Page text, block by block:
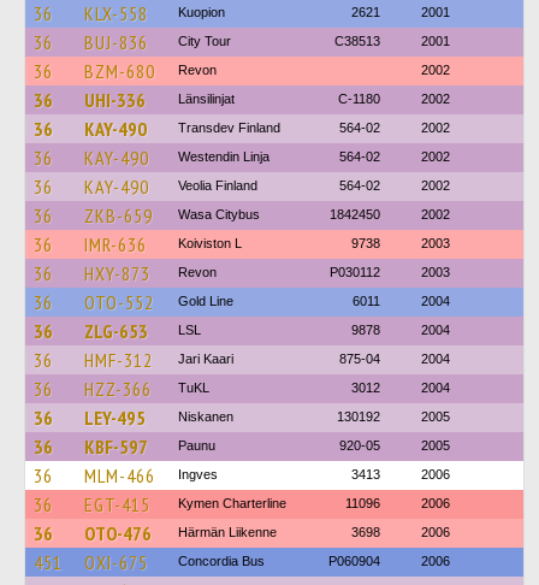
36 KLX-558 Kuopion 2621 2001
36 BUJ-836 City Tour C38513 2001
36 BZM-680 Revon 2002
36 UHI-336 Länsilinjat C-1180 2002
36 KAY-490 Transdev Finland 564-02 2002
36 KAY-490 Westendin Linja 564-02 2002
36 KAY-490 Veolia Finland 564-02 2002
36 ZKB-659 Wasa Citybus 1842450 2002
36 IMR-636 Koiviston L 9738 2003
36 HXY-873 Revon P030112 2003
36 OTO-552 Gold Line 6011 2004
36 ZLG-653 LSL 9878 2004
36 HMF-312 Jari Kaari 875-04 2004
36 HZZ-366 TuKL 3012 2004
36 LEY-495 Niskanen 130192 2005
36 KBF-597 Paunu 920-05 2005
36 MLM-466 Ingves 3413 2006
36 EGT-415 Kymen Charterline 11096 2006
36 OTO-476 Härmän Liikenne 3698 2006
451 OXI-675 Concordia Bus P060904 2006